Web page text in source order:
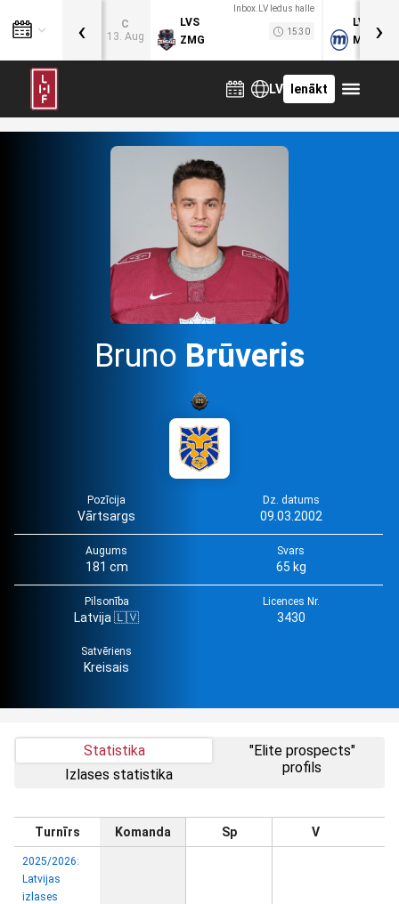
C
13. Aug
Inbox.LV ledus halle
LVS
ZMG
15:30
LVB
MOG
‹ ›
LV Ienākt
Bruno Brūveris
Pozīcija
Vārtsargs
Dz. datums
09.03.2002
Augums
181 cm
Svars
65 kg
Pilsonība
Latvija 🇱🇻
Licences Nr.
3430
Satvēriens
Kreisais
Statistika
Izlases statistika
"Elite prospects"
profils
Turnīrs Komanda Sp V
2025/2026:
Latvijas
izlases